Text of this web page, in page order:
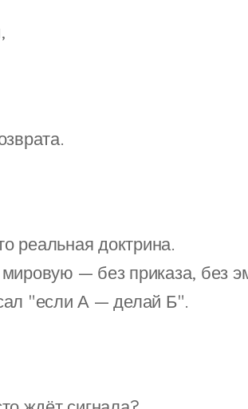
реальная доктрина.
— без приказа, без
"если А — делай Б".